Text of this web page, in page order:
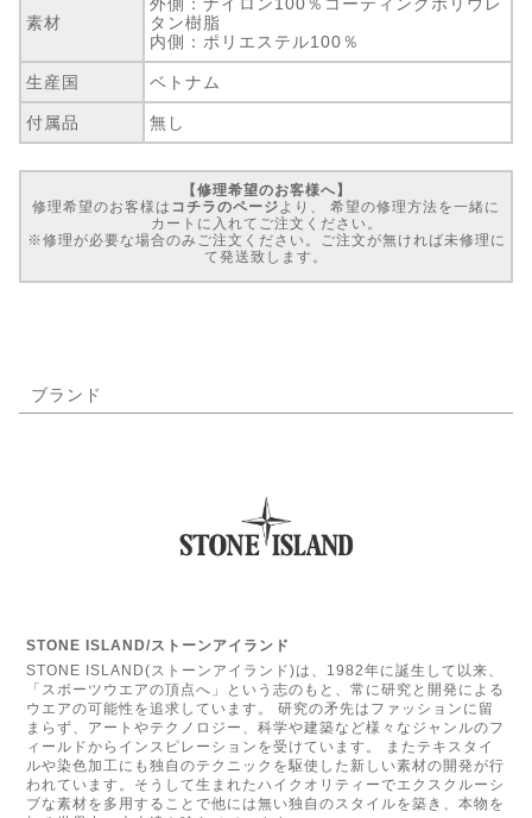
素材
タン樹脂
内側：ポリエステル100％
生産国 ベトナム
付属品 無し
【修理希望のお客様へ】
修理希望のお客様は コチラのページより、 希望の修理方法を一緒に
カートに入れてご注文ください。
※修理が必要な場合のみご注文ください。ご注文が無ければ未修理に
て発送致します。
ブランド
STONE ISLAND/ストーンアイランド
STONE ISLAND(ストーンアイランド)は、1982年に誕生して以来、
「スポーツウエアの頂点へ」という志のもと、常に研究と開発による
ウエアの可能性を追求しています。 研究の矛先はファッションに留
まらず、アートやテクノロジー、科学や建築など様々なジャンルのフ
ィールドからインスピレーションを受けています。 またテキスタイ
ルや染色加工にも独自のテクニックを駆使した新しい素材の開発が行
われています。そうして生まれたハイクオリティーでエクスクルーシ
ブな素材を多用することで他には無い独自のスタイルを築き、本物を